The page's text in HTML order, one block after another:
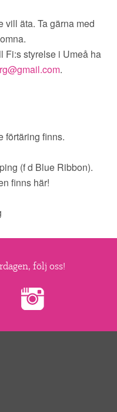
vill äta. Ta gärna med
Fi:s styrelse i Umeå ha
.
förtäring finns.
(f d Blue Ribbon).
finns här!
följ oss!